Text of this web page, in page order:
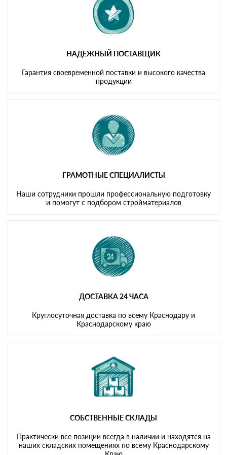
НАДЕЖНЫЙ ПОСТАВЩИК
Гарантия своевременной поставки и высокого качества
продукции
ГРАМОТНЫЕ СПЕЦИАЛИСТЫ
Наши сотрудники прошли профессиональную подготовку
и помогут с подбором стройматериалов
ДОСТАВКА 24 ЧАСА
Круглосуточная доставка по всему Краснодару и
Краснодарскому краю
СОБСТВЕННЫЕ СКЛАДЫ
Практически все позиции всегда в наличии и находятся на
наших складских помещениях по всему Краснодарскому